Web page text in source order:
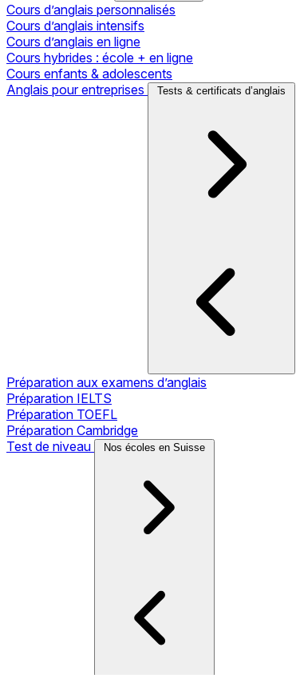
Cours d’anglais personnalisés
Cours d’anglais intensifs
Cours d’anglais en ligne
Cours hybrides : école + en ligne
Cours enfants & adolescents
Anglais pour entreprises
Tests & certificats d’anglais
Préparation aux examens d’anglais
Préparation IELTS
Préparation TOEFL
Préparation Cambridge
Test de niveau
Nos écoles en Suisse